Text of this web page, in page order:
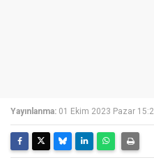
Yayınlanma: 01 Ekim 2023 Pazar